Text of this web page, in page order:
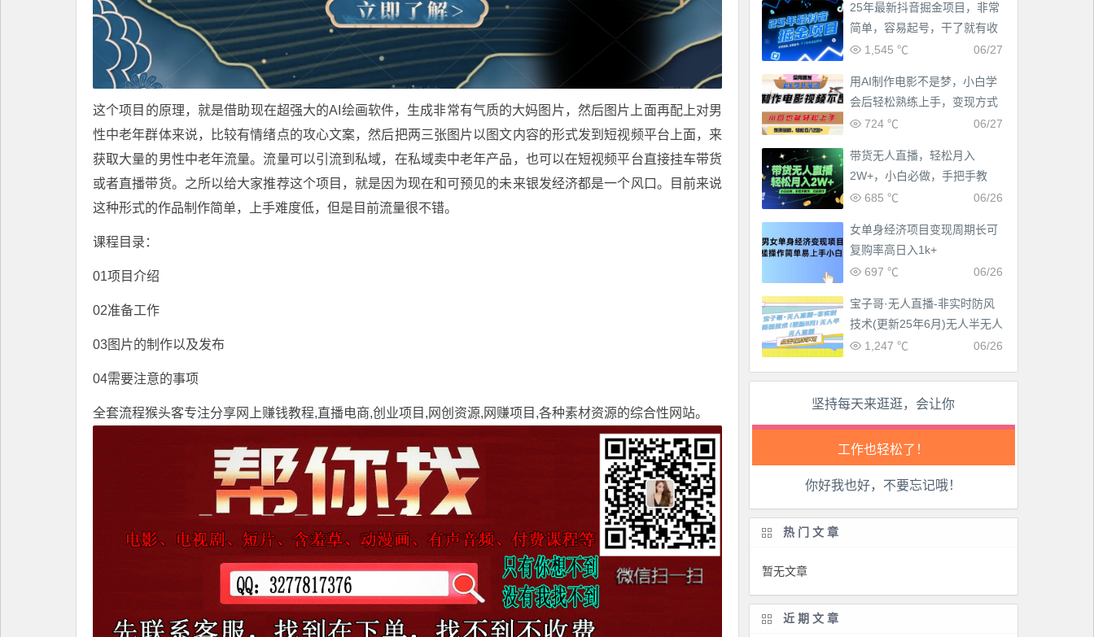
这个项目的原理，就是借助现在超强大的AI绘画软件，生成非常有气质的大妈图片，然后图片上面再配上对男
性中老年群体来说，比较有情绪点的攻心文案，然后把两三张图片以图文内容的形式发到短视频平台上面，来
获取大量的男性中老年流量。流量可以引流到私域，在私域卖中老年产品，也可以在短视频平台直接挂车带货
或者直播带货。之所以给大家推荐这个项目，就是因为现在和可预见的未来银发经济都是一个风口。目前来说
这种形式的作品制作简单，上手难度低，但是目前流量很不错。
课程目录：
01项目介绍
02准备工作
03图片的制作以及发布
04需要注意的事项
全套流程猴头客专注分享网上赚钱教程,直播电商,创业项目,网创资源, 网赚项目 ,各种素材资源的综合性网站。
25年最新抖音掘金项目，非常
简单，容易起号，干了就有收
益那种
06/27
1,545 ℃
用AI制作电影不是梦，小白学
会后轻松熟练上手，变现方式
多样，日入2张+
06/27
724 ℃
带货无人直播，轻松月入
2W+，小白必做，手把手教
学，无脑操作(附学习资料)06/26
685 ℃
女单身经济项目变现周期长可
复购率高日入1k+
06/26
697 ℃
宝子哥·无人直播-非实时防风
技术(更新25年6月)无人半无人
直播
06/26
1,247 ℃
坚持每天来逛逛，会让你
工作也轻松了！
生活也美好了！
心情也舒畅了！
腿也不痛了！
腰也不酸了！
工作也轻松了！
你好我也好，不要忘记哦！
热门文章
暂无文章
近期文章